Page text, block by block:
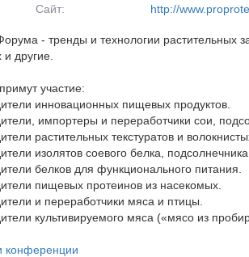
Сайт:
http://
- тренды и технологии растительных
другие.
участие:
инновационных пищевых продуктов.
импортеры и переработчики сои,
растительных текстуратов и
изолятов соевого белка,
белков для функционального питания.
пищевых протеинов из насекомых.
и переработчики мяса и птицы.
культивируемого мяса («мясо из
конференции